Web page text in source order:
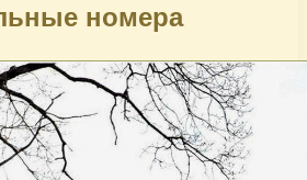
номера